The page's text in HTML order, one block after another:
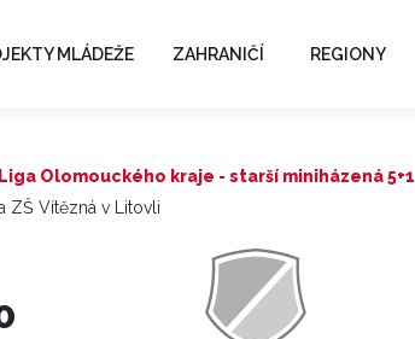
MLÁDEŽE ZAHRANIČÍ REGIONY
Olomouckého kraje - starší miniházená 5+1
ZŠ Vítězná v Litovli